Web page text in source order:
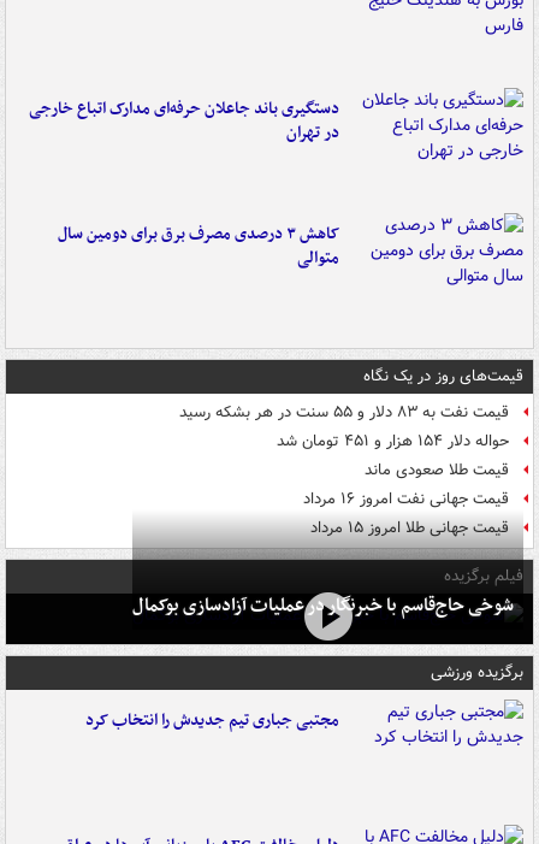
دستگیری باند جاعلان حرفه‌ای مدارک اتباع خارجی
در تهران
کاهش ۳ درصدی مصرف برق برای دومین سال
متوالی
قیمت‌های روز در یک نگاه
قیمت نفت به ۸۳ دلار و ۵۵ سنت در هر بشکه رسید
حواله دلار ۱۵۴ هزار و ۴۵۱ تومان شد
قیمت طلا صعودی ماند
قیمت جهانی نفت امروز ۱۶ مرداد
قیمت جهانی طلا امروز ۱۵ مرداد
فیلم برگزیده
شوخی حاج‌قاسم با خبرنگار در عملیات آزادسازی بوکمال
برگزیده ورزشی
مجتبی جباری تیم جدیدش را انتخاب کرد